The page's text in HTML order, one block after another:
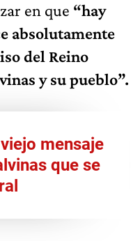
en que “hay
absolutamente
del Reino
y su pueblo”.
mensaje
que se